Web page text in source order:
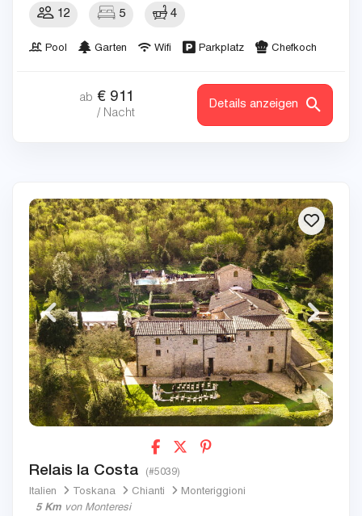
12 5 4
Pool Garten Wifi Parkplatz Chefkoch
ab € 911
/ Nacht
Details anzeigen
Relais la Costa (#5039)
Italien Toskana Chianti
Monteriggioni
5 Km von Monteresi